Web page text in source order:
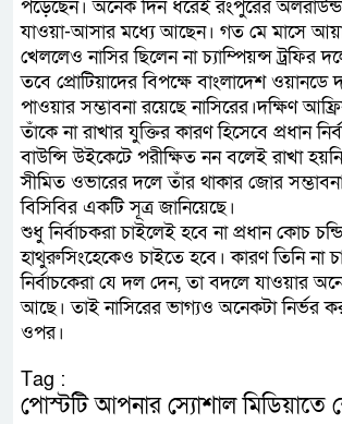
পড়েছেন। অনেক দিন ধরেই রংপুরের
যাওয়া-আসার মধ্যে আছেন। গত মে মাসে
খেললেও নাসির ছিলেন না চ্যাম্পিয়ন্স ট্রফির
তবে প্রোটিয়াদের বিপক্ষে বাংলাদেশ
পাওয়ার সম্ভাবনা রয়েছে নাসিরের।দক্ষিণ
তাঁকে না রাখার যুক্তির কারণ হিসেবে প্রধান
বাউন্সি উইকেটে পরীক্ষিত নন বলেই রাখা
সীমিত ওভারের দলে তাঁর থাকার জোর
বিসিবির একটি সূত্র জানিয়েছে।
শুধু নির্বাচকরা চাইলেই হবে না প্রধান কোচ
হাথুরুসিংহেকেও চাইতে হবে। কারণ তিনি না
নির্বাচকেরা যে দল দেন, তা বদলে যাওয়ার
আছে। তাই নাসিরের ভাগ্যও অনেকটা নির্ভর
ওপর।
Tag :
পোস্টটি আপনার স্যোশাল মিডিয়াতে